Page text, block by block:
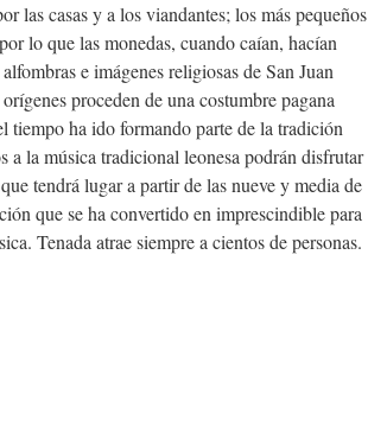
las casas y a los viandantes; los más pequeños
lo que las monedas, cuando caían, hacían
e imágenes religiosas de San Juan
proceden de una costumbre pagana
tiempo ha ido formando parte de la tradición
a la música tradicional leonesa podrán disfrutar
tendrá lugar a partir de las nueve y media de
que se ha convertido en imprescindible para
Tenada atrae siempre a cientos de personas.